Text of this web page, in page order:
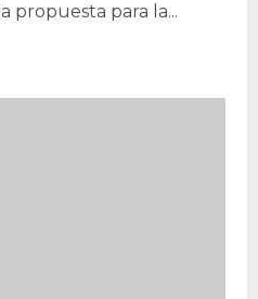
propuesta para la...